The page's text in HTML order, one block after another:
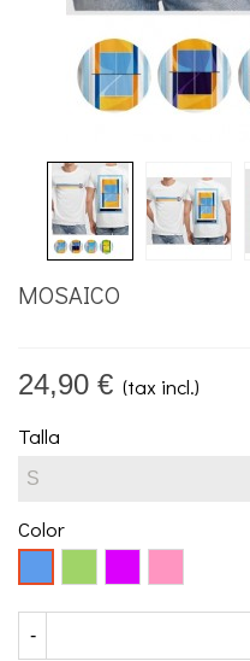
MOSAICO
24,90 € (tax incl.)
Talla
Color
-